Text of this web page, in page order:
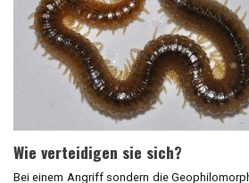
Wie verteidigen sie sich?
Bei einem Angriff sondern die